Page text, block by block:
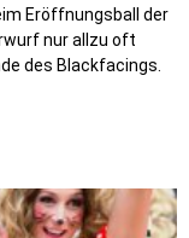
Eröffnungsball der
nur allzu oft
des Blackfacings.